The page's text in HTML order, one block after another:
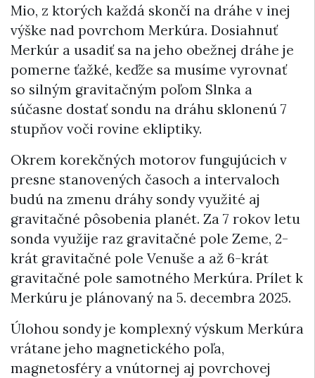
Mio, z ktorých každá skončí na dráhe v inej
výške nad povrchom Merkúra. Dosiahnuť
Merkúr a usadiť sa na jeho obežnej dráhe je
pomerne ťažké, keďže sa musíme vyrovnať
so silným gravitačným poľom Slnka a
súčasne dostať sondu na dráhu sklonenú 7
stupňov voči rovine ekliptiky.
Okrem korekčných motorov fungujúcich v
presne stanovených časoch a intervaloch
budú na zmenu dráhy sondy využité aj
gravitačné pôsobenia planét. Za 7 rokov letu
sonda využije raz gravitačné pole Zeme, 2-
krát gravitačné pole Venuše a až 6-krát
gravitačné pole samotného Merkúra. Prílet k
Merkúru je plánovaný na 5. decembra 2025.
Úlohou sondy je komplexný výskum Merkúra
vrátane jeho magnetického poľa,
magnetosféry a vnútornej aj povrchovej